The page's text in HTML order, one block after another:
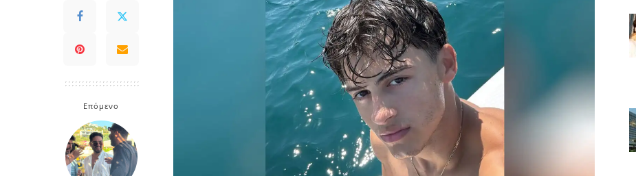
Επόμενο